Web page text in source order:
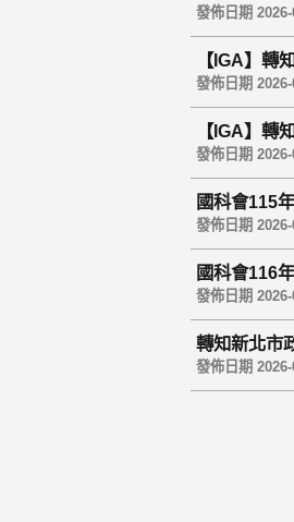
發佈日期
【IGA】轉
發佈日期
【IGA】轉
發佈日期
國科會115
發佈日期
國科會116
發佈日期
轉知新北市
討會－AI ×
發佈日期